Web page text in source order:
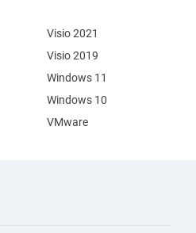
Visio 2021
Visio 2019
Windows 11
Windows 10
VMware